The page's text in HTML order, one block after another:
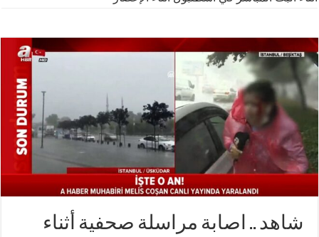
.. اصابة مراسلة صحفية أثناء